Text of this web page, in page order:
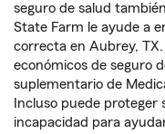
seguro de salud
State Farm le ayude a
correcta en Aubrey,
económicos de seguro
suplementario de
Incluso puede proteger
incapacidad para